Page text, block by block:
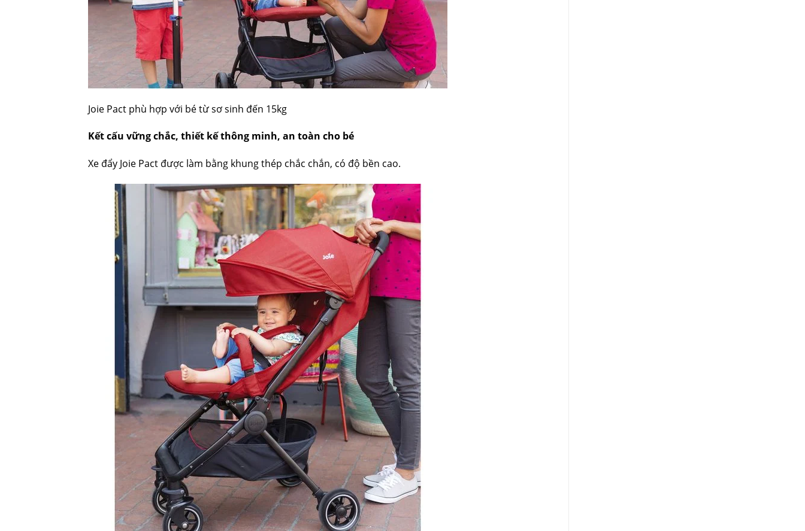
Joie Pact phù hợp với bé từ sơ sinh đến 15kg
Kết cấu vững chắc, thiết kế thông minh, an toàn cho bé
Xe đẩy Joie Pact được làm bằng khung thép chắc chắn, có độ bền cao.